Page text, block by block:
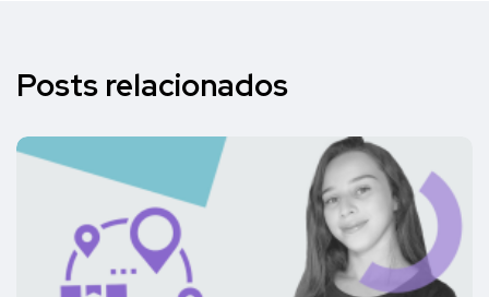
Posts relacionados